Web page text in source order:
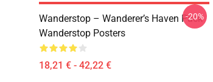
Wanderstop – Wanderer’s Haven Pack
Wanderstop Posters
18,21 € - 42,22 €
-20%